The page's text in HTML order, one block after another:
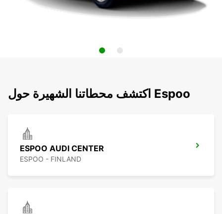
اكتشف محطاتنا الشهيرة حول Espoo
ESPOO AUDI CENTER
ESPOO - FINLAND